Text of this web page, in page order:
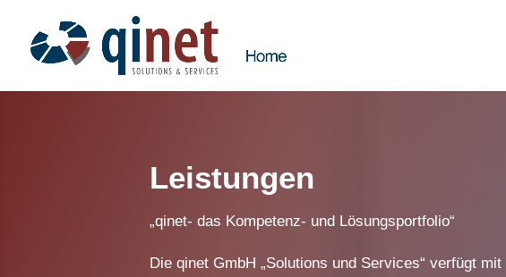
Leistungen
„qinet- das Kompetenz- und Lösungsportfolio“
Die qinet GmbH „Solutions und Services“ verfügt